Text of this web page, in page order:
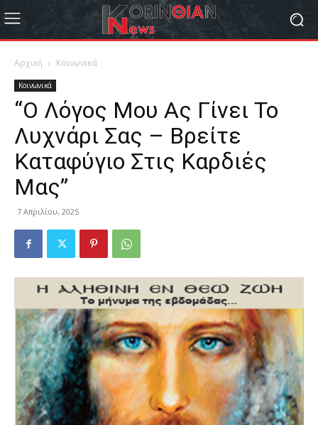
Αρχική Κοινωνικά
Κοινωνικά
“Ο Λόγος Μου Ας Γίνει Το
Λυχνάρι Σας – Βρείτε
Καταφύγιο Στις Καρδιές
Μας”
7 Απριλίου, 2025